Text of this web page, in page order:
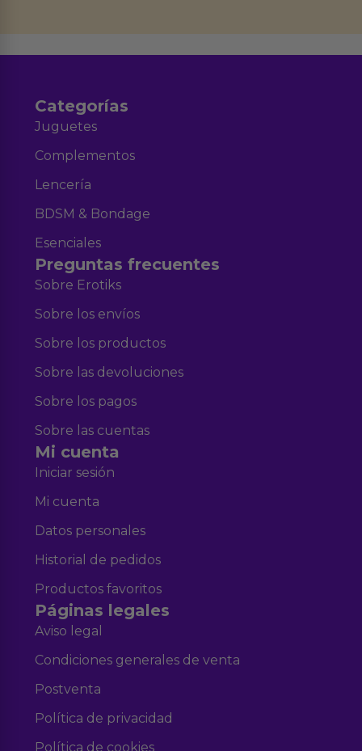
Categorías
Juguetes
Complementos
Lencería
BDSM & Bondage
Esenciales
Preguntas frecuentes
Sobre Erotiks
Sobre los envíos
Sobre los productos
Sobre las devoluciones
Sobre los pagos
Sobre las cuentas
Mi cuenta
Iniciar sesión
Mi cuenta
Datos personales
Historial de pedidos
Productos favoritos
Páginas legales
Aviso legal
Condiciones generales de venta
Postventa
Política de privacidad
Política de cookies